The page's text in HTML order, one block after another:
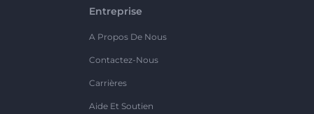
Entreprise
A Propos De Nous
Contactez-Nous
Carrières
Aide Et Soutien